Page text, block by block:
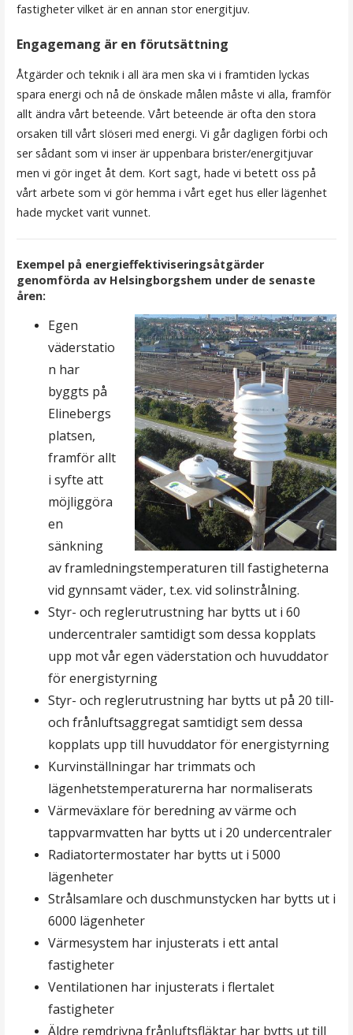
fastigheter vilket är en annan stor energitjuv.
Engagemang är en förutsättning
Åtgärder och teknik i all ära men ska vi i framtiden lyckas
spara energi och nå de önskade målen måste vi alla, framför
allt ändra vårt beteende. Vårt beteende är ofta den stora
orsaken till vårt slöseri med energi. Vi går dagligen förbi och
ser sådant som vi inser är uppenbara brister/energitjuvar
men vi gör inget åt dem. Kort sagt, hade vi betett oss på
vårt arbete som vi gör hemma i vårt eget hus eller lägenhet
hade mycket varit vunnet.
Exempel på energieffektiviseringsåtgärder
genomförda av Helsingborgshem under de senaste
åren:
Egen
väderstatio
n har
byggts på
Elinebergs
platsen,
framför allt
i syfte att
möjliggöra
en
sänkning
av framledningstemperaturen till fastigheterna
vid gynnsamt väder, t.ex. vid solinstrålning.
Styr- och reglerutrustning har bytts ut i 60
undercentraler samtidigt som dessa kopplats
upp mot vår egen väderstation och huvuddator
för energistyrning
Styr- och reglerutrustning har bytts ut på 20 till-
och frånluftsaggregat samtidigt sem dessa
kopplats upp till huvuddator för energistyrning
Kurvinställningar har trimmats och
lägenhetstemperaturerna har normaliserats
Värmeväxlare för beredning av värme och
tappvarmvatten har bytts ut i 20 undercentraler
Radiatortermostater har bytts ut i 5000
lägenheter
Strålsamlare och duschmunstycken har bytts ut i
6000 lägenheter
Värmesystem har injusterats i ett antal
fastigheter
Ventilationen har injusterats i flertalet
fastigheter
Äldre remdrivna frånluftsfläktar har bytts ut till